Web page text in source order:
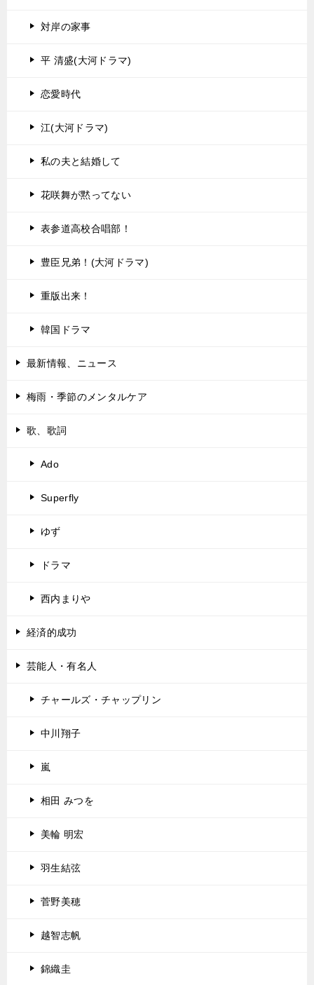
対岸の家事
平 清盛(大河ドラマ)
恋愛時代
江(大河ドラマ)
私の夫と結婚して
花咲舞が黙ってない
表参道高校合唱部！
豊臣兄弟！(大河ドラマ)
重版出来！
韓国ドラマ
最新情報、ニュース
梅雨・季節のメンタルケア
歌、歌詞
Ado
Superfly
ゆず
ドラマ
西内まりや
経済的成功
芸能人・有名人
チャールズ・チャップリン
中川翔子
嵐
相田 みつを
美輪 明宏
羽生結弦
菅野美穂
越智志帆
錦織圭